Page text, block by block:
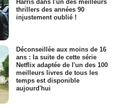
Harris dans l'un des meilleurs
thrillers des années 90
injustement oublié !
Déconseillée aux moins de 16
ans : la suite de cette série
Netflix adaptée de l'un des 100
meilleurs livres de tous les
temps est disponible
aujourd'hui